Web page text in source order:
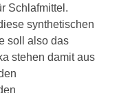
Schlafmittel.
synthetischen
soll also das
stehen damit aus